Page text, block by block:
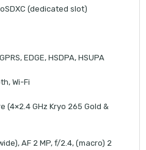
(dedicated slot)
GPRS, EDGE, HSDPA, HSUPA
Wi-Fi
(4×2.4 GHz Kryo 265 Gold &
AF 2 MP, f/2.4, (macro) 2